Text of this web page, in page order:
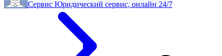
Сервис Юридический сервис, онлайн 24/7